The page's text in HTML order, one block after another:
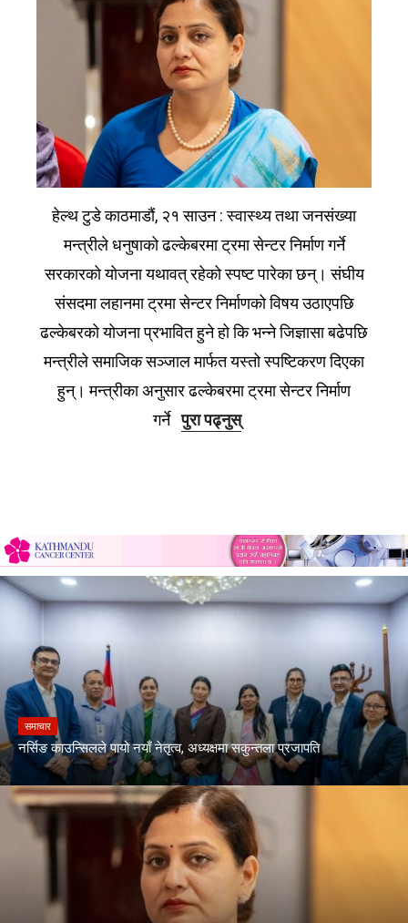
हेल्थ टुडे काठमाडौं, २१ साउन : स्वास्थ्य तथा जनसंख्या
मन्त्रीले धनुषाको ढल्केबरमा ट्रमा सेन्टर निर्माण गर्ने
सरकारको योजना यथावत् रहेको स्पष्ट पारेका छन्। संघीय
संसदमा लहानमा ट्रमा सेन्टर निर्माणको विषय उठाएपछि
ढल्केबरको योजना प्रभावित हुने हो कि भन्ने जिज्ञासा बढेपछि
मन्त्रीले समाजिक सञ्जाल मार्फत यस्तो स्पष्टिकरण दिएका
हुन्। मन्त्रीका अनुसार ढल्केबरमा ट्रमा सेन्टर निर्माण
गर्नेपुरा पढ्नुस्
समाचार
नर्सिङ काउन्सिलले पायो नयाँ नेतृत्व, अध्यक्षमा सकुन्तला प्रजापति